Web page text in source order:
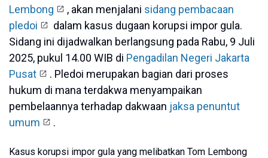
Lembong
, akan menjalani sidang pembacaan
pledoi
dalam kasus dugaan korupsi impor gula.
Sidang ini dijadwalkan berlangsung pada Rabu, 9 Juli
2025, pukul 14.00 WIB di Pengadilan Negeri Jakarta
Pusat
. Pledoi merupakan bagian dari proses
hukum di mana terdakwa menyampaikan
pembelaannya terhadap dakwaan jaksa penuntut
umum
.
Kasus korupsi impor gula yang melibatkan Tom Lembong